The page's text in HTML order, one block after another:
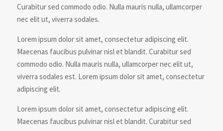
Curabitur sed commodo odio. Nulla mauris nulla, ullamcorper
nec elit ut, viverra sodales.
Lorem ipsum dolor sit amet, consectetur adipiscing elit.
Maecenas faucibus pulvinar nisl et blandit. Curabitur sed
commodo odio. Nulla mauris nulla, ullamcorper nec elit ut,
viverra sodales est. Lorem ipsum dolor sit amet, consectetur
adipiscing elit.
Lorem ipsum dolor sit amet, consectetur adipiscing elit.
Maecenas faucibus pulvinar nisl et blandit. Curabitur sed